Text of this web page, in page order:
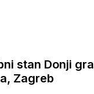
stan Donji
Zagreb